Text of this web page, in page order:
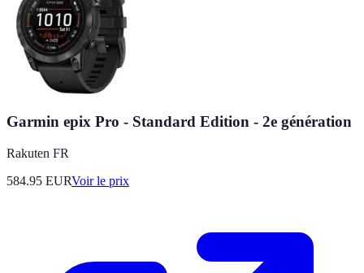
Garmin epix Pro - Standard Edition - 2e génération
Rakuten FR
584.95 EURVoir le prix